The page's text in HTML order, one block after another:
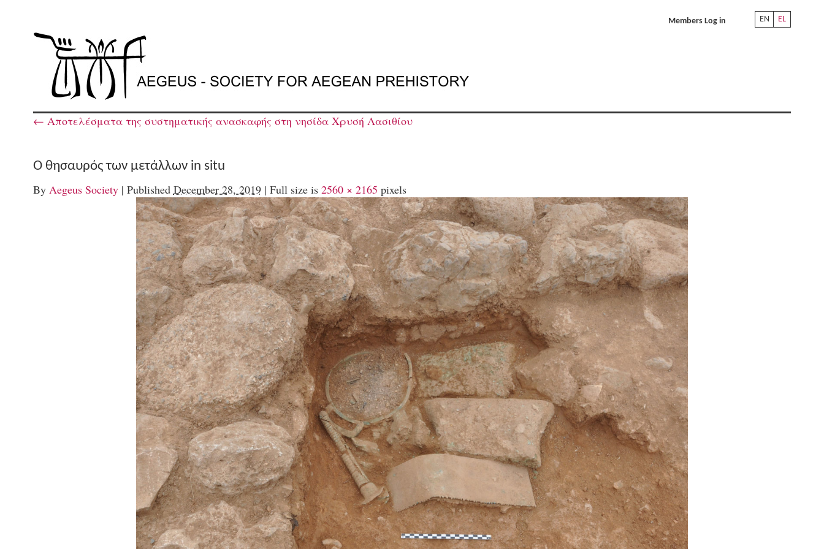
EN EL
Members Log in
← Αποτελέσματα της συστηματικής ανασκαφής στη νησίδα Χρυσή Λασιθίου
Ο θησαυρός των μετάλλων in situ
By Aegeus Society | Published December 28, 2019 | Full size is 2560 × 2165 pixels